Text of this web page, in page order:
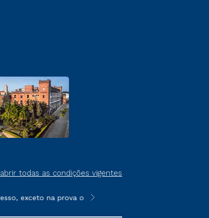
abrir todas as condições vigentes
exceto na prova on-line ou agendada, que ofertam
**Semipresencial é um formato do